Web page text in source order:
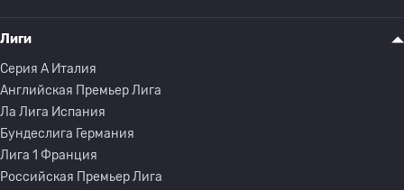
Лиги
Серия A Италия
Английская Премьер Лига
Ла Лига Испания
Бундеслига Германия
Лига 1 Франция
Российская Премьер Лига